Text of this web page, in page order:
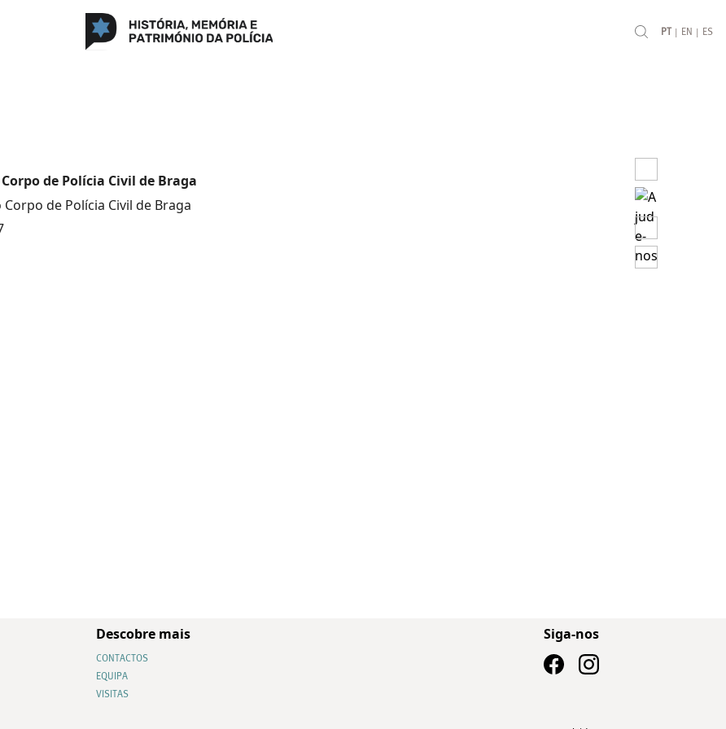
PT | EN | ES
de Polícia Civil de Braga
Corpo de Polícia Civil de Braga
Descobre mais
CONTACTOS
EQUIPA
VISITAS
Siga-nos